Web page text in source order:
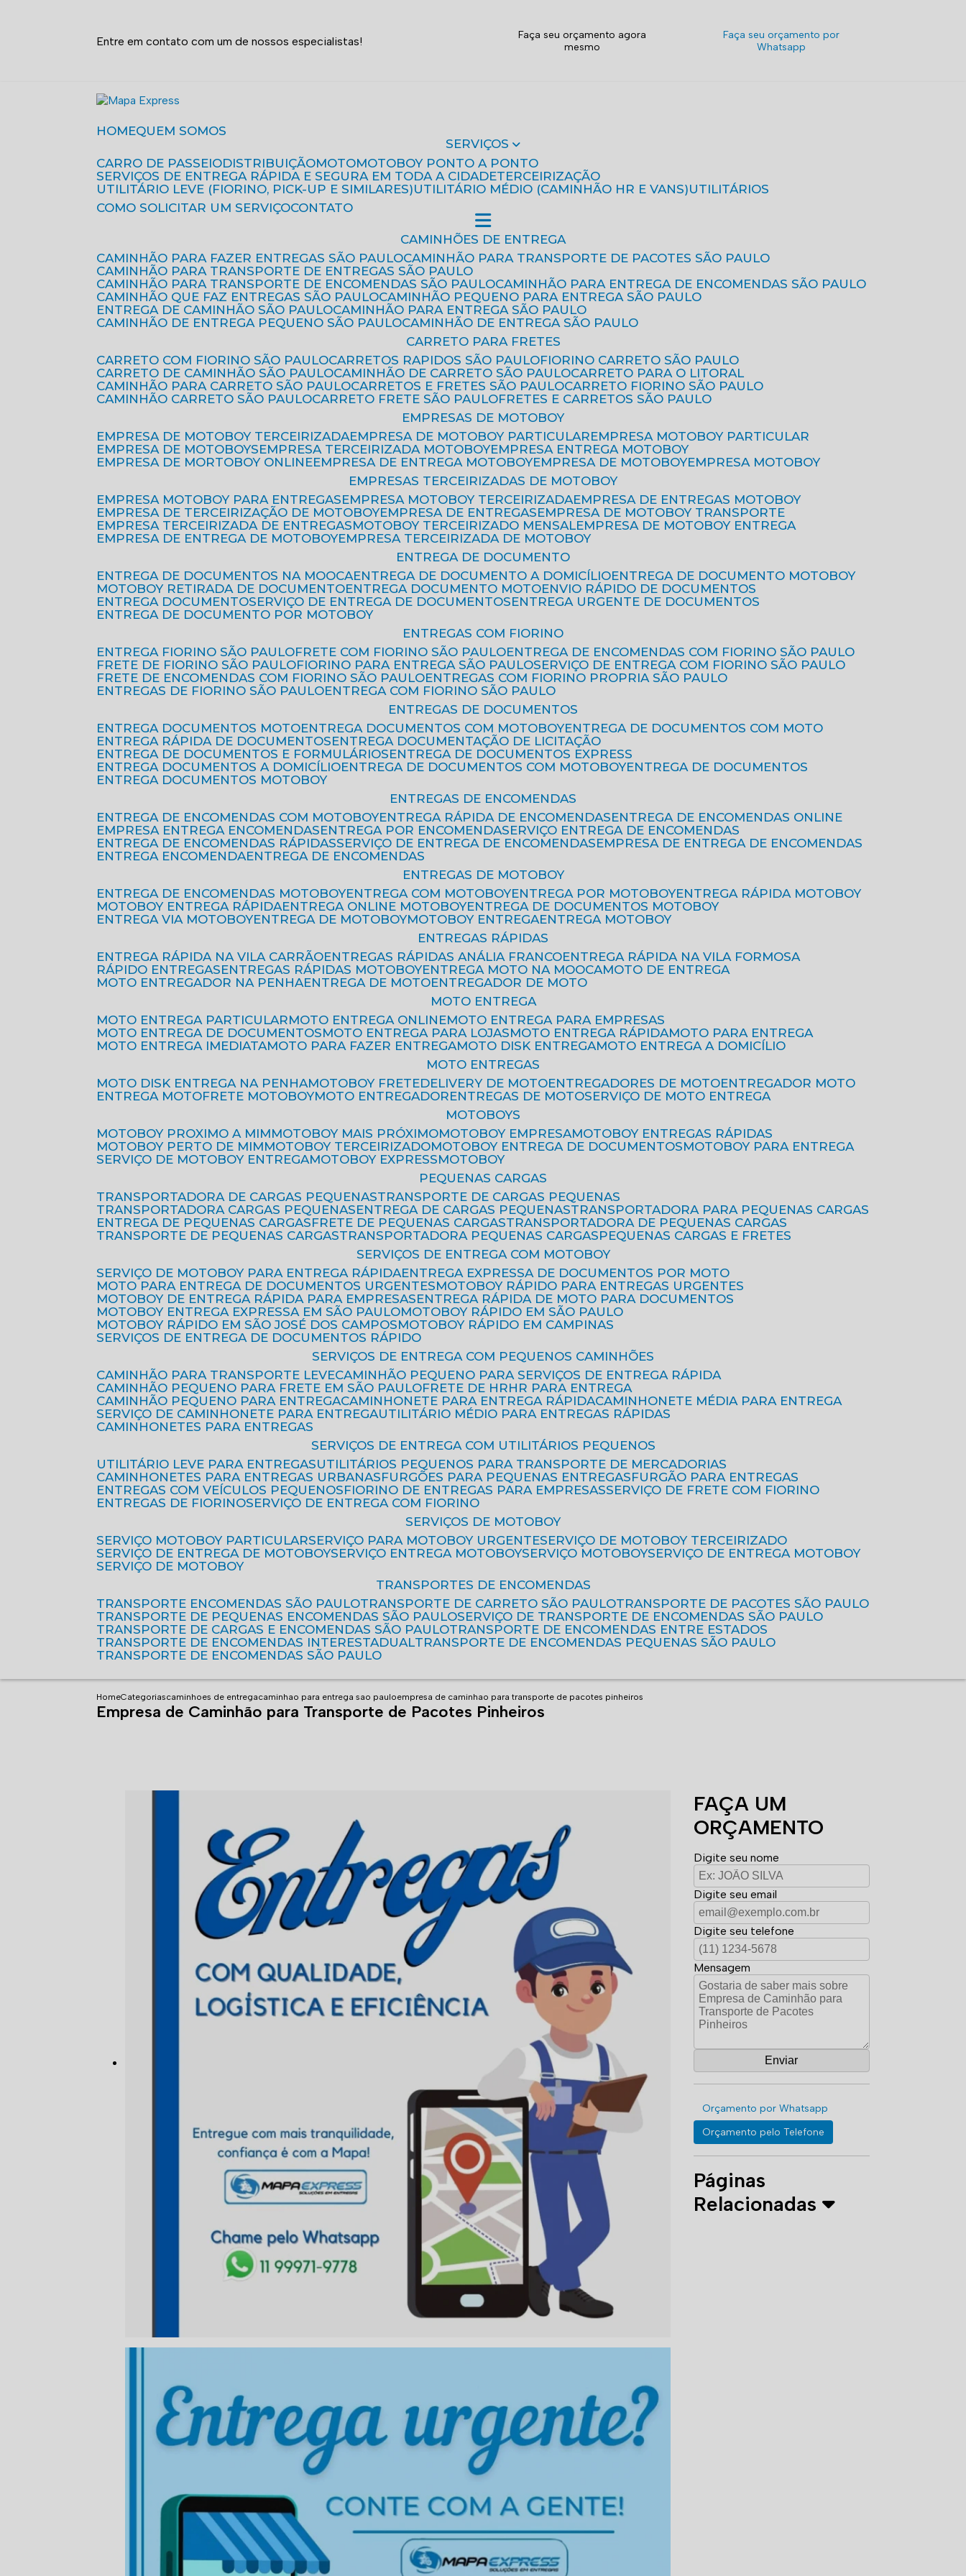
Entre em contato com um de nossos especialistas!
Faça seu orçamento agora
mesmo
Faça seu orçamento por
Whatsapp
HOME
QUEM SOMOS
SERVIÇOS
CARRO DE PASSEIO
DISTRIBUIÇÃO MOTO
MOTOBOY PONTO A PONTO
SERVIÇOS DE ENTREGA RÁPIDA E SEGURA EM TODA A CIDADE
TERCEIRIZAÇÃO
UTILITÁRIO LEVE (FIORINO, PICK-UP E SIMILARES)
UTILITÁRIO MÉDIO (CAMINHÃO HR E VANS)
UTILITÁRIOS
COMO SOLICITAR UM SERVIÇO CONTATO
CAMINHÕES DE ENTREGA
CAMINHÃO PARA FAZER ENTREGAS SÃO PAULO
CAMINHÃO PARA TRANSPORTE DE PACOTES SÃO PAULO
CAMINHÃO PARA TRANSPORTE DE ENTREGAS SÃO PAULO
CAMINHÃO PARA TRANSPORTE DE ENCOMENDAS SÃO PAULO
CAMINHÃO PARA ENTREGA DE ENCOMENDAS SÃO PAULO
CAMINHÃO QUE FAZ ENTREGAS SÃO PAULO
CAMINHÃO PEQUENO PARA ENTREGA SÃO PAULO
ENTREGA DE CAMINHÃO SÃO PAULO
CAMINHÃO PARA ENTREGA SÃO PAULO
CAMINHÃO DE ENTREGA PEQUENO SÃO PAULO
CAMINHÃO DE ENTREGA SÃO PAULO
CARRETO PARA FRETES
CARRETO COM FIORINO SÃO PAULO
CARRETOS RAPIDOS SÃO PAULO
FIORINO CARRETO SÃO PAULO
CARRETO DE CAMINHÃO SÃO PAULO
CAMINHÃO DE CARRETO SÃO PAULO
CARRETO PARA O LITORAL
CAMINHÃO PARA CARRETO SÃO PAULO
CARRETOS E FRETES SÃO PAULO
CARRETO FIORINO SÃO PAULO
CAMINHÃO CARRETO SÃO PAULO
CARRETO FRETE SÃO PAULO
FRETES E CARRETOS SÃO PAULO
EMPRESAS DE MOTOBOY
EMPRESA DE MOTOBOY TERCEIRIZADA
EMPRESA DE MOTOBOY PARTICULAR
EMPRESA MOTOBOY PARTICULAR
EMPRESA DE MOTOBOYS
EMPRESA TERCEIRIZADA MOTOBOY
EMPRESA ENTREGA MOTOBOY
EMPRESA DE MORTOBOY ONLINE
EMPRESA DE ENTREGA MOTOBOY EMPRESA DE MOTOBOY
EMPRESA MOTOBOY
EMPRESAS TERCEIRIZADAS DE MOTOBOY
EMPRESA MOTOBOY PARA ENTREGAS
EMPRESA MOTOBOY TERCEIRIZADA
EMPRESA DE ENTREGAS MOTOBOY
EMPRESA DE TERCEIRIZAÇÃO DE MOTOBOY
EMPRESA DE ENTREGAS
EMPRESA DE MOTOBOY TRANSPORTE
EMPRESA TERCEIRIZADA DE ENTREGAS
MOTOBOY TERCEIRIZADO MENSAL
EMPRESA DE MOTOBOY ENTREGA
EMPRESA DE ENTREGA DE MOTOBOY
EMPRESA TERCEIRIZADA DE MOTOBOY
ENTREGA DE DOCUMENTO
ENTREGA DE DOCUMENTOS NA MOOCA
ENTREGA DE DOCUMENTO A DOMICÍLIO
ENTREGA DE DOCUMENTO MOTOBOY
MOTOBOY RETIRADA DE DOCUMENTO
ENTREGA DOCUMENTO MOTO
ENVIO RÁPIDO DE DOCUMENTOS
ENTREGA DOCUMENTO
SERVIÇO DE ENTREGA DE DOCUMENTOS
ENTREGA URGENTE DE DOCUMENTOS
ENTREGA DE DOCUMENTO POR MOTOBOY
ENTREGAS COM FIORINO
ENTREGA FIORINO SÃO PAULO
FRETE COM FIORINO SÃO PAULO
ENTREGA DE ENCOMENDAS COM FIORINO SÃO PAULO
FRETE DE FIORINO SÃO PAULO
FIORINO PARA ENTREGA SÃO PAULO
SERVIÇO DE ENTREGA COM FIORINO SÃO PAULO
FRETE DE ENCOMENDAS COM FIORINO SÃO PAULO
ENTREGAS COM FIORINO PROPRIA SÃO PAULO
ENTREGAS DE FIORINO SÃO PAULO
ENTREGA COM FIORINO SÃO PAULO
ENTREGAS DE DOCUMENTOS
ENTREGA DOCUMENTOS MOTO
ENTREGA DOCUMENTOS COM MOTOBOY
ENTREGA DE DOCUMENTOS COM MOTO
ENTREGA RÁPIDA DE DOCUMENTOS
ENTREGA DOCUMENTAÇÃO DE LICITAÇÃO
ENTREGA DE DOCUMENTOS E FORMULÁRIOS
ENTREGA DE DOCUMENTOS EXPRESS
ENTREGA DOCUMENTOS A DOMICÍLIO
ENTREGA DE DOCUMENTOS COM MOTOBOY
ENTREGA DE DOCUMENTOS
ENTREGA DOCUMENTOS MOTOBOY
ENTREGAS DE ENCOMENDAS
ENTREGA DE ENCOMENDAS COM MOTOBOY
ENTREGA RÁPIDA DE ENCOMENDAS
ENTREGA DE ENCOMENDAS ONLINE
EMPRESA ENTREGA ENCOMENDAS
ENTREGA POR ENCOMENDA
SERVIÇO ENTREGA DE ENCOMENDAS
ENTREGA DE ENCOMENDAS RÁPIDAS
SERVIÇO DE ENTREGA DE ENCOMENDAS
EMPRESA DE ENTREGA DE ENCOMENDAS
ENTREGA ENCOMENDA
ENTREGA DE ENCOMENDAS
ENTREGAS DE MOTOBOY
ENTREGA DE ENCOMENDAS MOTOBOY
ENTREGA COM MOTOBOY ENTREGA POR MOTOBOY
ENTREGA RÁPIDA MOTOBOY
MOTOBOY ENTREGA RÁPIDA
ENTREGA ONLINE MOTOBOY
ENTREGA DE DOCUMENTOS MOTOBOY
ENTREGA VIA MOTOBOY
ENTREGA DE MOTOBOY MOTOBOY ENTREGA
ENTREGA MOTOBOY
ENTREGAS RÁPIDAS
ENTREGA RÁPIDA NA VILA CARRÃO
ENTREGAS RÁPIDAS ANÁLIA FRANCO
ENTREGA RÁPIDA NA VILA FORMOSA
RÁPIDO ENTREGAS
ENTREGAS RÁPIDAS MOTOBOY ENTREGA MOTO NA MOOCA
MOTO DE ENTREGA
MOTO ENTREGADOR NA PENHA
ENTREGA DE MOTO
ENTREGADOR DE MOTO
MOTO ENTREGA
MOTO ENTREGA PARTICULAR
MOTO ENTREGA ONLINE
MOTO ENTREGA PARA EMPRESAS
MOTO ENTREGA DE DOCUMENTOS
MOTO ENTREGA PARA LOJAS MOTO ENTREGA RÁPIDA
MOTO PARA ENTREGA
MOTO ENTREGA IMEDIATA
MOTO PARA FAZER ENTREGA MOTO DISK ENTREGA
MOTO ENTREGA A DOMICÍLIO
MOTO ENTREGAS
MOTO DISK ENTREGA NA PENHA
MOTOBOY FRETE DELIVERY DE MOTO ENTREGADORES DE MOTO
ENTREGADOR MOTO
ENTREGA MOTO
FRETE MOTOBOY MOTO ENTREGADOR ENTREGAS DE MOTO
SERVIÇO DE MOTO ENTREGA
MOTOBOYS
MOTOBOY PROXIMO A MIM
MOTOBOY MAIS PRÓXIMO MOTOBOY EMPRESA
MOTOBOY ENTREGAS RÁPIDAS
MOTOBOY PERTO DE MIM
MOTOBOY TERCEIRIZADO MOTOBOY ENTREGA DE DOCUMENTOS
MOTOBOY PARA ENTREGA
SERVIÇO DE MOTOBOY ENTREGA
MOTOBOY EXPRESS
MOTOBOY
PEQUENAS CARGAS
TRANSPORTADORA DE CARGAS PEQUENAS
TRANSPORTE DE CARGAS PEQUENAS
TRANSPORTADORA CARGAS PEQUENAS
ENTREGA DE CARGAS PEQUENAS
TRANSPORTADORA PARA PEQUENAS CARGAS
ENTREGA DE PEQUENAS CARGAS
FRETE DE PEQUENAS CARGAS
TRANSPORTADORA DE PEQUENAS CARGAS
TRANSPORTE DE PEQUENAS CARGAS
TRANSPORTADORA PEQUENAS CARGAS
PEQUENAS CARGAS E FRETES
SERVIÇOS DE ENTREGA COM MOTOBOY
SERVIÇO DE MOTOBOY PARA ENTREGA RÁPIDA
ENTREGA EXPRESSA DE DOCUMENTOS POR MOTO
MOTO PARA ENTREGA DE DOCUMENTOS URGENTES
MOTOBOY RÁPIDO PARA ENTREGAS URGENTES
MOTOBOY DE ENTREGA RÁPIDA PARA EMPRESAS
ENTREGA RÁPIDA DE MOTO PARA DOCUMENTOS
MOTOBOY ENTREGA EXPRESSA EM SÃO PAULO
MOTOBOY RÁPIDO EM SÃO PAULO
MOTOBOY RÁPIDO EM SÃO JOSÉ DOS CAMPOS
MOTOBOY RÁPIDO EM CAMPINAS
SERVIÇOS DE ENTREGA DE DOCUMENTOS RÁPIDO
SERVIÇOS DE ENTREGA COM PEQUENOS CAMINHÕES
CAMINHÃO PARA TRANSPORTE LEVE
CAMINHÃO PEQUENO PARA SERVIÇOS DE ENTREGA RÁPIDA
CAMINHÃO PEQUENO PARA FRETE EM SÃO PAULO
FRETE DE HR
HR PARA ENTREGA
CAMINHÃO PEQUENO PARA ENTREGA CAMINHONETE PARA ENTREGA RÁPIDA CAMINHONETE MÉDIA PARA ENTREGA
SERVIÇO DE CAMINHONETE PARA ENTREGA
UTILITÁRIO MÉDIO PARA ENTREGAS RÁPIDAS
CAMINHONETES PARA ENTREGAS
SERVIÇOS DE ENTREGA COM UTILITÁRIOS PEQUENOS
UTILITÁRIO LEVE PARA ENTREGAS
UTILITÁRIOS PEQUENOS PARA TRANSPORTE DE MERCADORIAS
CAMINHONETES PARA ENTREGAS URBANAS
FURGÕES PARA PEQUENAS ENTREGAS
FURGÃO PARA ENTREGAS
ENTREGAS COM VEÍCULOS PEQUENOS
FIORINO DE ENTREGAS PARA EMPRESAS
SERVIÇO DE FRETE COM FIORINO
ENTREGAS DE FIORINO
SERVIÇO DE ENTREGA COM FIORINO
SERVIÇOS DE MOTOBOY
SERVIÇO MOTOBOY PARTICULAR
SERVIÇO PARA MOTOBOY URGENTE
SERVIÇO DE MOTOBOY TERCEIRIZADO
SERVIÇO DE ENTREGA DE MOTOBOY
SERVIÇO ENTREGA MOTOBOY SERVIÇO MOTOBOY
SERVIÇO DE ENTREGA MOTOBOY
SERVIÇO DE MOTOBOY
TRANSPORTES DE ENCOMENDAS
TRANSPORTE ENCOMENDAS SÃO PAULO
TRANSPORTE DE CARRETO SÃO PAULO
TRANSPORTE DE PACOTES SÃO PAULO
TRANSPORTE DE PEQUENAS ENCOMENDAS SÃO PAULO
SERVIÇO DE TRANSPORTE DE ENCOMENDAS SÃO PAULO
TRANSPORTE DE CARGAS E ENCOMENDAS SÃO PAULO
TRANSPORTE DE ENCOMENDAS ENTRE ESTADOS
TRANSPORTE DE ENCOMENDAS INTERESTADUAL
TRANSPORTE DE ENCOMENDAS PEQUENAS SÃO PAULO
TRANSPORTE DE ENCOMENDAS SÃO PAULO
HomeCategoriascaminhoes de entregacaminhao para entrega sao pauloempresa de caminhao para transporte de pacotes pinheiros
Empresa de Caminhão para Transporte de Pacotes Pinheiros
FAÇA UM
ORÇAMENTO
Digite seu nome
Digite seu email
Digite seu telefone
Mensagem
Orçamento por Whatsapp
Orçamento pelo Telefone
Páginas
Relacionadas